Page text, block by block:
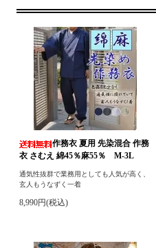
作務衣 夏用 先染混合 作務
衣 さむえ 綿45％麻55％ M-3L
通気性抜群で業務用としても人気が高く、
玄人もうなずく一着
8,990円(税込)